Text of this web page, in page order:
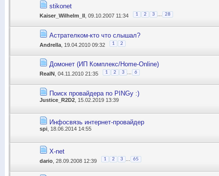
stikonet
Kaiser_Wilhelm_II , 09.10.2007 11:34 1 2 3 28
Астрателком-кто что слышал?
Andrella , 19.04.2010 09:32 1 2
Домонет (ИП Комплекс/Home-Online)
RealN , 04.11.2010 21:35 1 2 3 6
Поиск провайдера по PINGу :)
Justice_R2D2 , 15.02.2019 13:39
Инфосвязь интернет-провайдер
spi , 18.06.2014 14:55
X-net
dario , 28.09.2008 12:39 1 2 3 65